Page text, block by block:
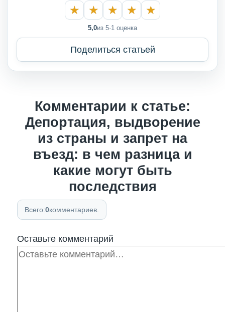
5,0из 5·1 оценка
Поделиться статьей
Комментарии к статье:
Депортация, выдворение
из страны и запрет на
въезд: в чем разница и
какие могут быть
последствия
Всего:0комментариев.
Оставьте комментарий
Комментарий